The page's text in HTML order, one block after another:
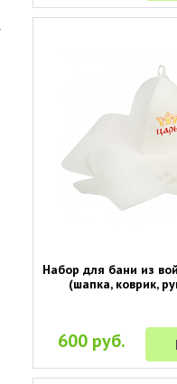
Набор для бани из
(шапка, коврик,
600 руб.